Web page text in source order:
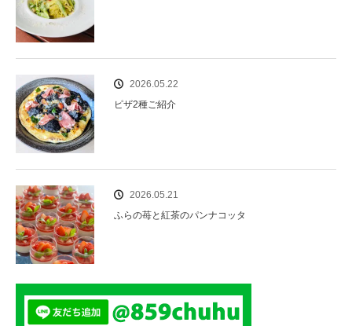
2026.05.22
ピザ2種ご紹介
2026.05.21
ふらの苺と紅茶のパンナコッタ